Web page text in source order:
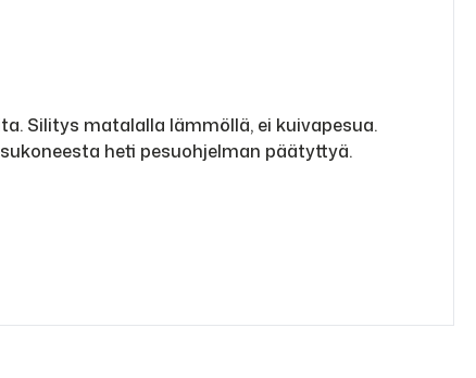
Silitys matalalla lämmöllä, ei kuivapesua.
heti pesuohjelman päätyttyä.